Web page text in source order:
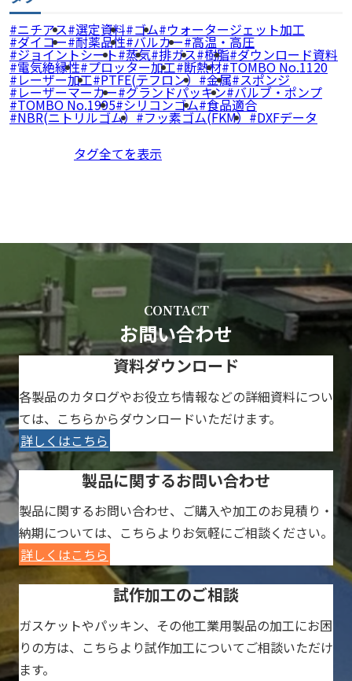
ニチアス 選定資料 ゴム ウォータージェット加工
ダイコー 耐薬品性 バルカー 高温・高圧
ジョイントシート 蒸気 排ガス 樹脂 ダウンロード資料
電気絶縁性 プロッター加工 断熱材 TOMBO No.1120
レーザー加工 PTFE(テフロン） 金属 スポンジ
レーザーマーカー グランドパッキン バルブ・ポンプ
TOMBO No.1995 シリコンゴム 食品適合
NBR(ニトリルゴム） フッ素ゴム(FKM） DXFデータ
タグ全てを表示
CONTACT
お問い合わせ
資料ダウンロード
各製品のカタログやお役立ち情報などの詳細資料につい
ては、こちらからダウンロードいただけます。
詳しくはこちら
製品に関するお問い合わせ
製品に関するお問い合わせ、ご購入や加工のお見積り・
納期については、こちらよりお気軽にご相談ください。
詳しくはこちら
試作加工のご相談
ガスケットやパッキン、その他工業用製品の加工にお困
りの方は、こちらより試作加工についてご相談いただけ
ます。